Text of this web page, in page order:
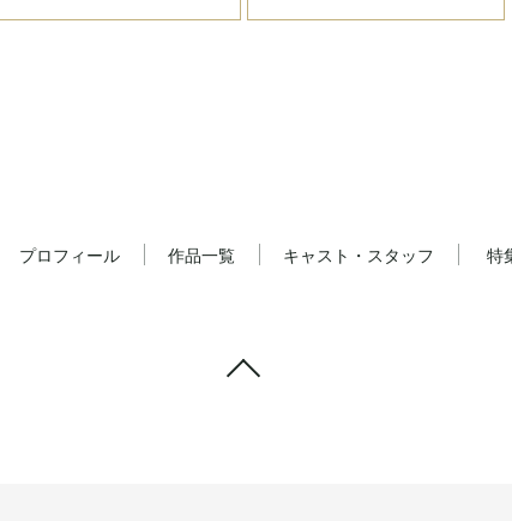
プロフィール 作品一覧 キャスト・スタッフ 特